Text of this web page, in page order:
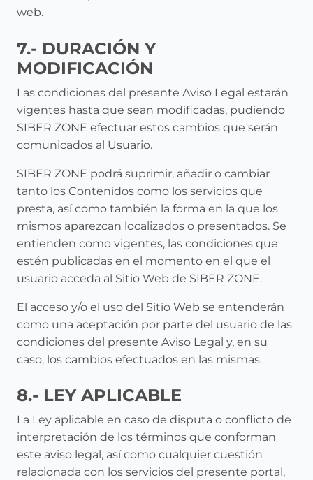
web.
7.- DURACIÓN Y
MODIFICACIÓN
Las condiciones del presente Aviso Legal estarán
vigentes hasta que sean modificadas, pudiendo
SIBER ZONE efectuar estos cambios que serán
comunicados al Usuario.
SIBER ZONE podrá suprimir, añadir o cambiar
tanto los Contenidos como los servicios que
presta, así como también la forma en la que los
mismos aparezcan localizados o presentados. Se
entienden como vigentes, las condiciones que
estén publicadas en el momento en el que el
usuario acceda al Sitio Web de SIBER ZONE.
El acceso y/o el uso del Sitio Web se entenderán
como una aceptación por parte del usuario de las
condiciones del presente Aviso Legal y, en su
caso, los cambios efectuados en las mismas.
8.- LEY APLICABLE
La Ley aplicable en caso de disputa o conflicto de
interpretación de los términos que conforman
este aviso legal, así como cualquier cuestión
relacionada con los servicios del presente portal,